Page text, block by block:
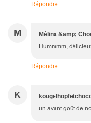
Répondre
M Mélina &amp;
Hummmm,
Répondre
K
un avant goût de